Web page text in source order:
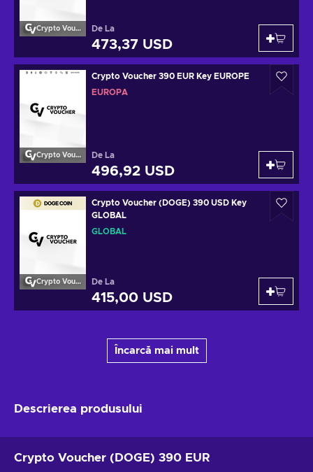
Crypto Voucher De La
473,37 USD
Crypto Voucher
Crypto Voucher 390 EUR Key EUROPE
EUROPA
De La
496,92 USD
Crypto Voucher
Crypto Voucher (DOGE) 390 USD Key
GLOBAL
GLOBAL
De La
415,00 USD
Încarcă mai mult
Descrierea produsului
Crypto Voucher (DOGE) 390 EUR